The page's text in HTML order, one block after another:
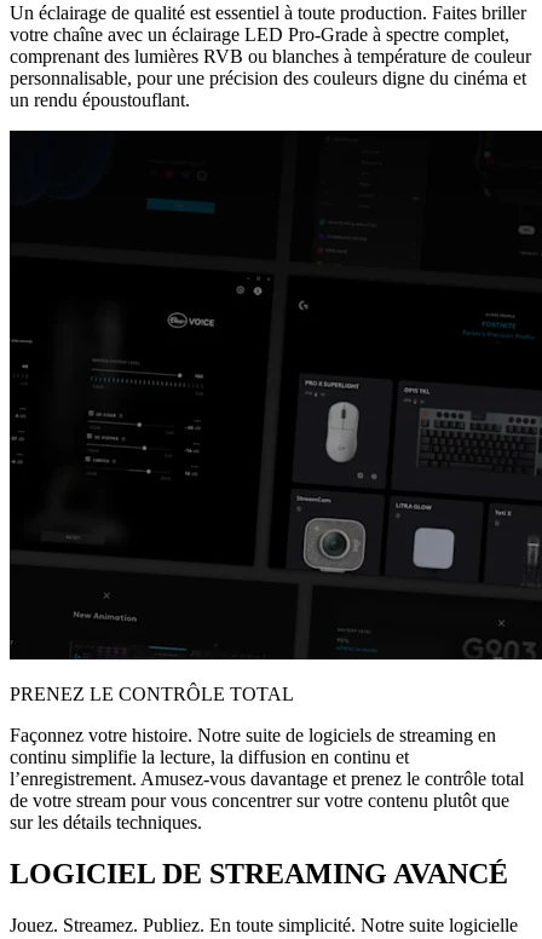
Un éclairage de qualité est essentiel à toute production. Faites briller
votre chaîne avec un éclairage LED Pro-Grade à spectre complet,
comprenant des lumières RVB ou blanches à température de couleur
personnalisable, pour une précision des couleurs digne du cinéma et
un rendu époustouflant.
PRENEZ LE CONTRÔLE TOTAL
Façonnez votre histoire. Notre suite de logiciels de streaming en
continu simplifie la lecture, la diffusion en continu et
l’enregistrement. Amusez-vous davantage et prenez le contrôle total
de votre stream pour vous concentrer sur votre contenu plutôt que
sur les détails techniques.
LOGICIEL DE STREAMING AVANCÉ
Jouez. Streamez. Publiez. En toute simplicité. Notre suite logicielle